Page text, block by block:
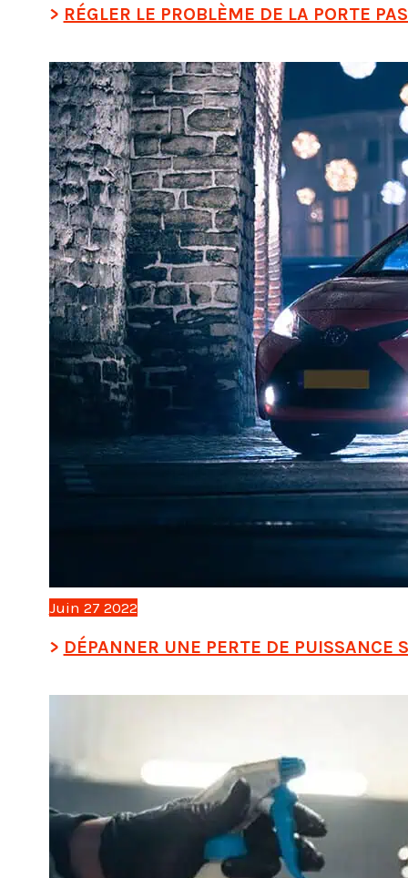
RÉGLER LE PROBLÈME DE LA PORTE
Juin 27 2022
DÉPANNER UNE PERTE DE PUISSANCE